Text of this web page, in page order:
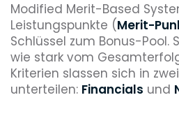
Modified Merit-Based
Leistungspunkte (Merit-
Schlüssel zum Bonus-Pool.
wie stark vom
Kriterien slassen sich in
unterteilen: Financials und